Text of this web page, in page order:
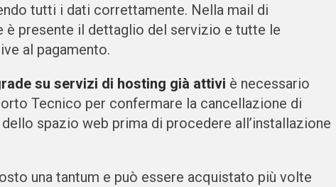
tutti i dati correttamente. Nella mail di
è presente il dettaglio del servizio e tutte le
al pagamento.
su servizi di hosting già attivi è necessario
Tecnico per confermare la cancellazione di
spazio web prima di procedere all’installazione
una tantum e può essere acquistato più volte